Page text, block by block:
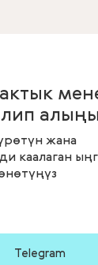
жана
каалаган
Telegram